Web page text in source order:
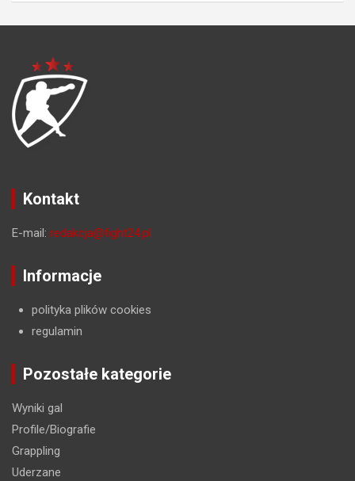
Kontakt
E-mail: redakcja@fight24.pl
Informacje
polityka plików cookies
regulamin
Pozostałe kategorie
Wyniki gal
Profile/Biografie
Grappling
Uderzane